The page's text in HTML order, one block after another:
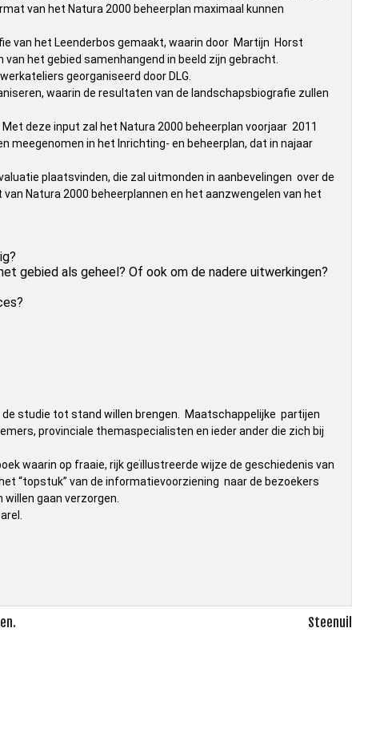
van het Natura 2000 beheerplan maximaal kunnen
van het Leenderbos gemaakt, waarin door Martijn Horst
het gebied samenhangend in beeld zijn gebracht.
georganiseerd door DLG.
waarin de resultaten van de landschapsbiografie zullen
deze input zal het Natura 2000 beheerplan voorjaar 2011
meegenomen in het Inrichting- en beheerplan, dat in najaar
plaatsvinden, die zal uitmonden in aanbevelingen over de
Natura 2000 beheerplannen en het aanzwengelen van het
gebied als geheel? Of ook om de nadere uitwerkingen?
studie tot stand willen brengen. Maatschappelijke partijen
provinciale themaspecialisten en ieder ander die zich bij
waarin op fraaie, rijk geïllustreerde wijze de geschiedenis van
“topstuk” van de informatievoorziening naar de bezoekers
gaan verzorgen.
Steenuil